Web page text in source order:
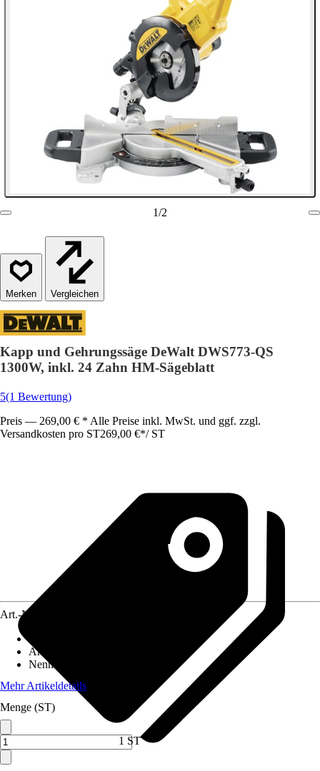
1/2
Vergleichen
Kapp und Gehrungssäge DeWalt DWS773-QS
1300W, inkl. 24 Zahn HM-Sägeblatt
5(1 Bewertung)
Preis — 269,00 € * Alle Preise inkl. MwSt. und ggf. zzgl.
Versandkosten pro ST269,00 €*/ ST
Art.-Nr.
Antriebsart
Nennaufnahmeleistung
Mehr Artikeldetails
Menge (ST)
1 ST